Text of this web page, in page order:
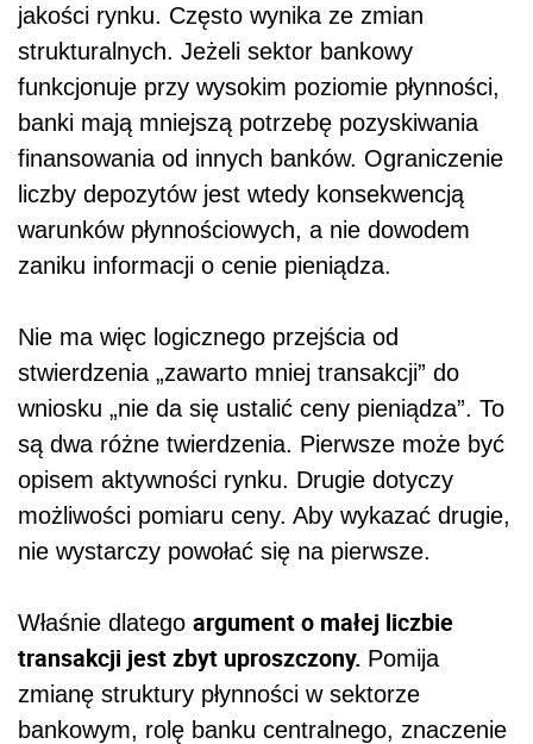
jakości rynku. Często wynika ze zmian
strukturalnych. Jeżeli sektor bankowy
funkcjonuje przy wysokim poziomie płynności,
banki mają mniejszą potrzebę pozyskiwania
finansowania od innych banków. Ograniczenie
liczby depozytów jest wtedy konsekwencją
warunków płynnościowych, a nie dowodem
zaniku informacji o cenie pieniądza.
Nie ma więc logicznego przejścia od
stwierdzenia „zawarto mniej transakcji” do
wniosku „nie da się ustalić ceny pieniądza”. To
są dwa różne twierdzenia. Pierwsze może być
opisem aktywności rynku. Drugie dotyczy
możliwości pomiaru ceny. Aby wykazać drugie,
nie wystarczy powołać się na pierwsze.
Właśnie dlatego argument o małej liczbie
transakcji jest zbyt uproszczony. Pomija
zmianę struktury płynności w sektorze
bankowym, rolę banku centralnego, znaczenie